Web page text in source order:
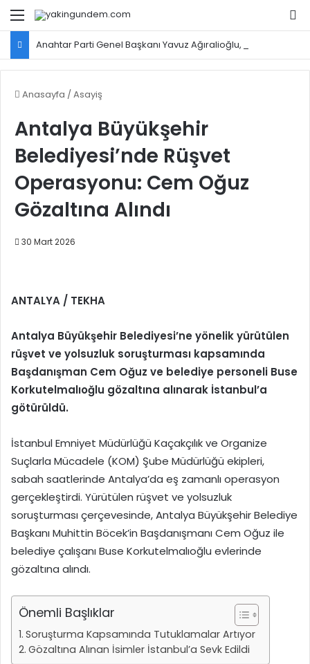
Menü
Anasayfa /Asayiş
Antalya Büyükşehir
Belediyesi’nde Rüşvet
Operasyonu: Cem Oğuz
Gözaltına Alındı
30 Mart 2026
ANTALYA / TEKHA
Antalya Büyükşehir Belediyesi’ne yönelik yürütülen
rüşvet ve yolsuzluk soruşturması kapsamında
Başdanışman Cem Oğuz ve belediye personeli Buse
Korkutelmalıoğlu gözaltına alınarak İstanbul’a
götürüldü.
İstanbul Emniyet Müdürlüğü Kaçakçılık ve Organize
Suçlarla Mücadele (KOM) Şube Müdürlüğü ekipleri,
sabah saatlerinde Antalya’da eş zamanlı operasyon
gerçekleştirdi. Yürütülen rüşvet ve yolsuzluk
soruşturması çerçevesinde, Antalya Büyükşehir Belediye
Başkanı Muhittin Böcek’in Başdanışmanı Cem Oğuz ile
belediye çalışanı Buse Korkutelmalıoğlu evlerinde
gözaltına alındı.
Önemli Başlıklar
Soruşturma Kapsamında Tutuklamalar Artıyor
Gözaltına Alınan İsimler İstanbul’a Sevk Edildi